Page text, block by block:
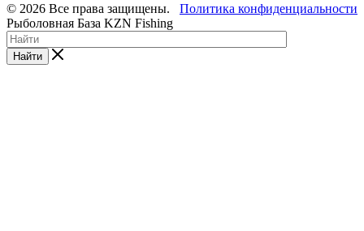
Политика конфиденциальности
© 2026 Все права защищены.
Рыболовная База KZN Fishing
Найти